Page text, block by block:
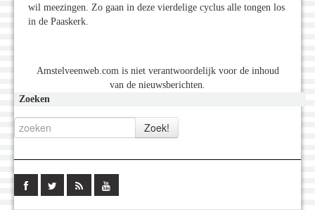
wil meezingen. Zo gaan in deze vierdelige cyclus alle tongen los
in de Paaskerk.
Amstelveenweb.com is niet verantwoordelijk voor de inhoud
van de nieuwsberichten.
Zoeken